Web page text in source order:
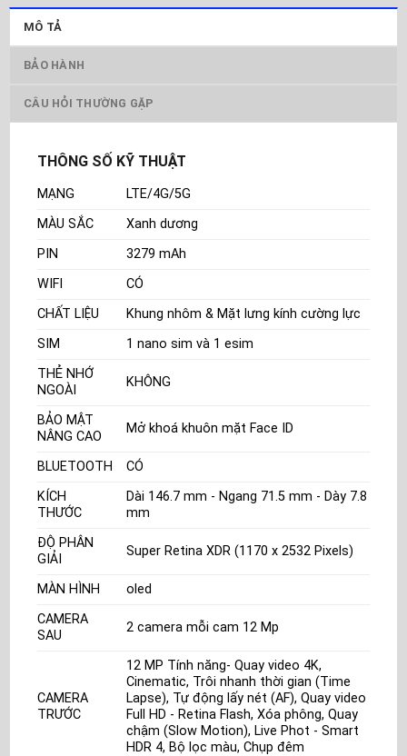
MÔ TẢ
BẢO HÀNH
CÂU HỎI THƯỜNG GẶP
THÔNG SỐ KỸ THUẬT
MẠNG
LTE/4G/5G
MÀU SẮC
Xanh dương
PIN
3279 mAh
WIFI
CÓ
CHẤT LIỆU
Khung nhôm & Mặt lưng kính cường lực
SIM
1 nano sim và 1 esim
THẺ NHỚ
NGOÀI
KHÔNG
BẢO MẬT
NÂNG CAO
Mở khoá khuôn mặt Face ID
BLUETOOTH
CÓ
KÍCH
THƯỚC
Dài 146.7 mm - Ngang 71.5 mm - Dày 7.8
mm
ĐỘ PHÂN
GIẢI
Super Retina XDR (1170 x 2532 Pixels)
MÀN HÌNH
oled
CAMERA
SAU
2 camera mỗi cam 12 Mp
CAMERA
TRƯỚC
12 MP Tính năng- Quay video 4K,
Cinematic, Trôi nhanh thời gian (Time
Lapse), Tự động lấy nét (AF), Quay video
Full HD - Retina Flash, Xóa phông, Quay
chậm (Slow Motion), Live Phot - Smart
HDR 4, Bộ lọc màu, Chụp đêm